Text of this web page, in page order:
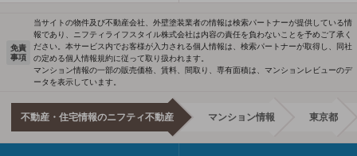
免責
事項
当サイトの物件及び不動産会社、外壁塗装業者の情報は検索パートナーが提供している情
報であり、ニフティライフスタイル株式会社は内容の責任を負わないことを予めご了承く
ださい。本サービス内でお客様が入力される個人情報は、検索パートナーが取得し、同社
の定める個人情報規約に従って取り扱われます。
マンション情報の一部の販売価格、賃料、間取り、専有面積は、マンションレビューのデ
ータを表示しています。
不動産・住宅情報のニフティ不動産 マンション情報 東京都